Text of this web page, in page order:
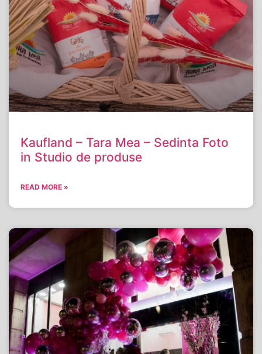
Kaufland – Tara Mea – Sedinta Foto
in Studio de produse
READ MORE »